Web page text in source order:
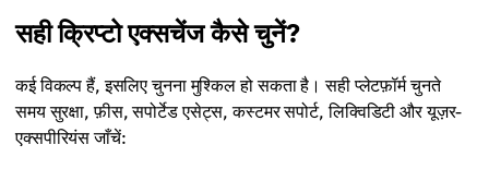
सही क्रिप्टो एक्सचेंज कैसे चुनें?
कई विकल्प हैं, इसलिए चुनना मुश्किल हो सकता है। सही प्लेटफ़ॉर्म चुनते
समय सुरक्षा, फ़ीस, सपोर्टेड एसेट्स, कस्टमर सपोर्ट, लिक्विडिटी और यूज़र-
एक्सपीरियंस जाँचें: